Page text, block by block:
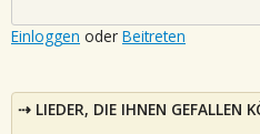
Einloggen oder Beitreten
LIEDER, DIE IHNEN GEFALLEN